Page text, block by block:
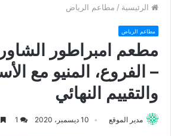
الرئيسية / مطاعم الرياض
مطاعم الرياض
مطعم امبراطور
– الفروع، المنيو مع
والتقييم النهائي
مدير الموقع 10 ديسمبر، 2020